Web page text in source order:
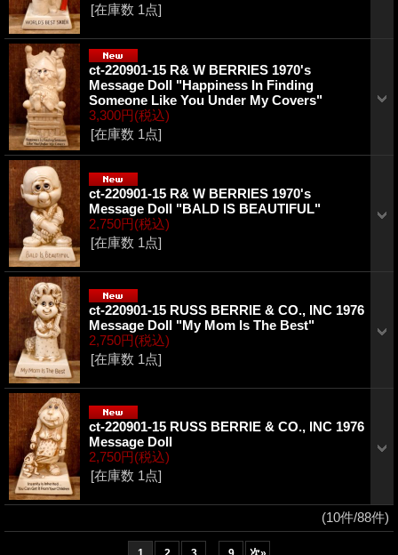
[在庫数 1点]
ct-220901-15 R& W BERRIES 1970's
Message Doll "Happiness In Finding
Someone Like You Under My Covers"
3,300円(税込)
[在庫数 1点]
ct-220901-15 R& W BERRIES 1970's
Message Doll "BALD IS BEAUTIFUL"
2,750円(税込)
[在庫数 1点]
ct-220901-15 RUSS BERRIE & CO., INC 1976
Message Doll "My Mom Is The Best"
2,750円(税込)
[在庫数 1点]
ct-220901-15 RUSS BERRIE & CO., INC 1976
Message Doll
2,750円(税込)
[在庫数 1点]
(10件/88件)